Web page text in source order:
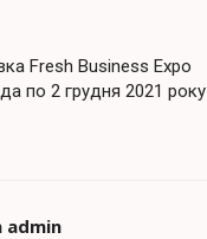
Fresh Business Expo
по 2 грудня 2021 року
admin